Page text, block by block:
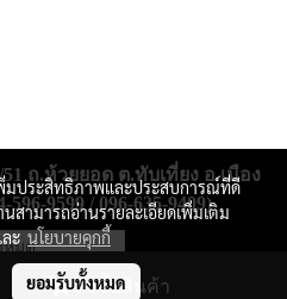
สั่งซื้อสินค้า
ถ.ห้วยยอด ต.ทับเที่ยง อ.เมือง
596-9599 / 096-635-9409)
นี้ 1,264
MakeWebEasy.com
มประสิทธิภาพและประสบการณ์ที่ดี
สามารถอ่านรายละเอียดเพิ่มเติม
ะนโยบายคุกกี้
ยอมรับทั้งหมด